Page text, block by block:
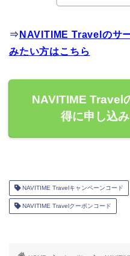
⇒ NAVITIME Travelのサ
みたい方はこちら
NAVITIME Travel
得に申し込
NAVITIME Travelキャンペーンコード
NAVITIME Travelクーポンコード